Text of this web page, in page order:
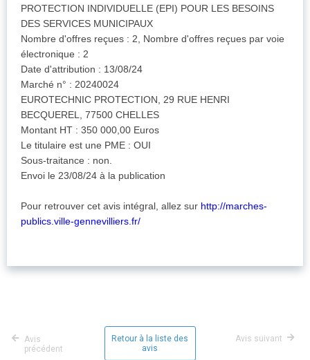
PROTECTION INDIVIDUELLE (EPI) POUR LES BESOINS
DES SERVICES MUNICIPAUX
Nombre d'offres reçues : 2, Nombre d'offres reçues par voie
électronique : 2
Date d'attribution : 13/08/24
Marché n° : 20240024
EUROTECHNIC PROTECTION, 29 RUE HENRI
BECQUEREL, 77500 CHELLES
Montant HT : 350 000,00 Euros
Le titulaire est une PME : OUI
Sous-traitance : non.
Envoi le 23/08/24 à la publication
Pour retrouver cet avis intégral, allez sur http://marches-
publics.ville-gennevilliers.fr/
Avis
précédent
Retour à la liste des
avis
Avis suivant